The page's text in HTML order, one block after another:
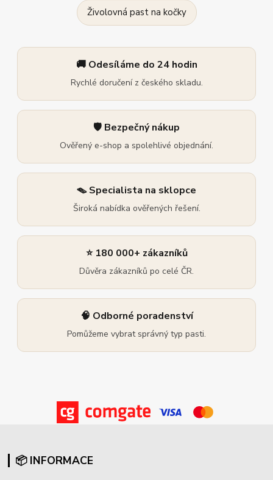
Živolovná past na kočky
🚚 Odesíláme do 24 hodin
Rychlé doručení z českého skladu.
🛡️ Bezpečný nákup
Ověřený e-shop a spolehlivé objednání.
🪤 Specialista na sklopce
Široká nabídka ověřených řešení.
⭐ 180 000+ zákazníků
Důvěra zákazníků po celé ČR.
🧠 Odborné poradenství
Pomůžeme vybrat správný typ pasti.
📦 INFORMACE